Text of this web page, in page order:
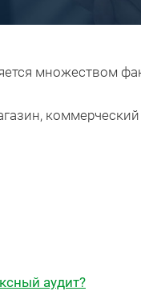
множеством
аудит?